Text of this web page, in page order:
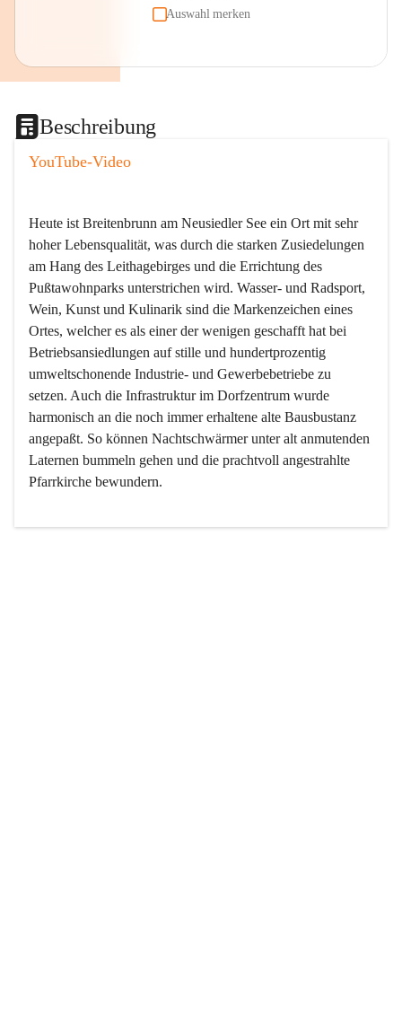
Auswahl merken
Beschreibung
YouTube-Video
Heute ist Breitenbrunn am Neusiedler See ein Ort mit sehr
hoher Lebensqualität, was durch die starken Zusiedelungen
am Hang des Leithagebirges und die Errichtung des
Pußtawohnparks unterstrichen wird. Wasser- und Radsport,
Wein, Kunst und Kulinarik sind die Markenzeichen eines
Ortes, welcher es als einer der wenigen geschafft hat bei
Betriebsansiedlungen auf stille und hundertprozentig
umweltschonende Industrie- und Gewerbebetriebe zu
setzen. Auch die Infrastruktur im Dorfzentrum wurde
harmonisch an die noch immer erhaltene alte Bausbustanz
angepaßt. So können Nachtschwärmer unter alt anmutenden
Laternen bummeln gehen und die prachtvoll angestrahlte
Pfarrkirche bewundern.
Der Weinbau dominert heute nicht mehr, ist aber integrativer